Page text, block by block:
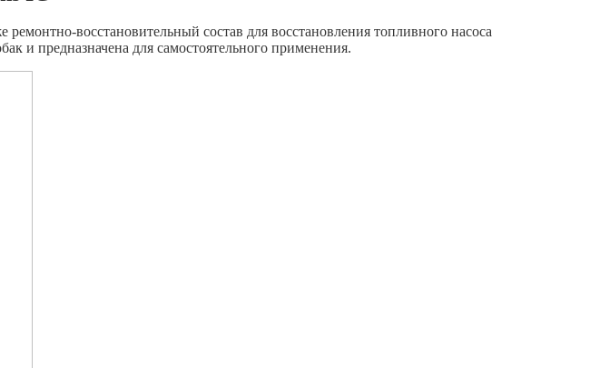
восстановительный состав для восстановления топливного насоса
и предназначена для самостоятельного применения.